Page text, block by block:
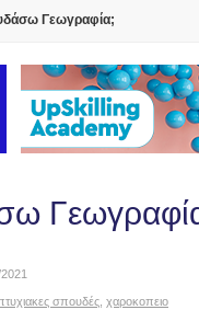
Γεωγραφία;
σπουδές χαροκοπειο